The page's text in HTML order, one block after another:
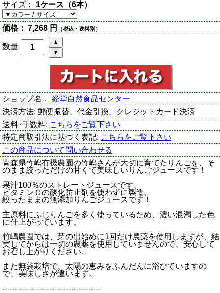
サイズ： 1ケース（6本）
価格： 7,268 円 （税込・送料別）
数量
ショップ名： 経堂自然食品センター
決済方法: 郵便振替、代金引換、クレジットカード決済
送料･手数料: こちらをご覧下さい
特定商取引法に基づく表記: こちらをご覧下さい
この商品について問い合わせる
青森県竹嶋有機農園の竹嶋さんが大切に育てたりんごを、そ
のまま絞っただけの甘くて美味しいりんごジュースです！
果汁100％のストレートジュースです。
ビタミンＣの酸化防止剤を使わずに製造。
絞ったままの無添加りんごジュースです！
主原料にふじりんごを多く使っているため、濃い混濁した色
に仕上がっています。
竹嶋農園では、芽の出始めに1回だけ農薬を使用しますが、結
実してからは一切の農薬を使用していませんので、安心して
お召し上がりください。
また無袋栽培で、太陽の恵みをふんだんに浴びていますの
で、美味しさが違います。
----------------------------------------